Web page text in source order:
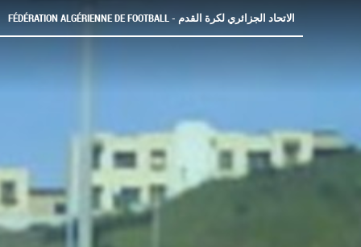
FÉDÉRATION ALGÉRIENNE DE FOOTBALL - الاتحاد الجزائري لكرة القدم